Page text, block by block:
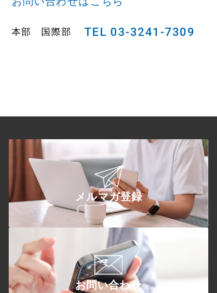
本部 国際部 TEL 03-3241-7309
メルマガ登録
お問い合わせ